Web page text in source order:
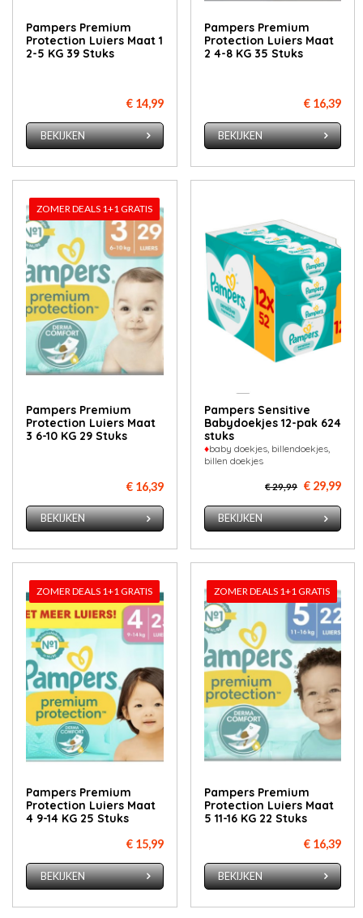
Pampers Premium
Protection Luiers Maat 1
2-5 KG 39 Stuks
€ 14,99
BEKIJKEN
Pampers Premium
Protection Luiers Maat
2 4-8 KG 35 Stuks
€ 16,39
BEKIJKEN
ZOMER DEALS 1+1 GRATIS
Pampers Premium
Protection Luiers Maat
3 6-10 KG 29 Stuks
€ 16,39
BEKIJKEN
Pampers Sensitive
Babydoekjes 12-pak 624
stuks
♦baby doekjes, billendoekjes,
billen doekjes
€ 29,99 € 29,99
BEKIJKEN
ZOMER DEALS 1+1 GRATIS
Pampers Premium
Protection Luiers Maat
4 9-14 KG 25 Stuks
€ 15,99
BEKIJKEN
ZOMER DEALS 1+1 GRATIS
Pampers Premium
Protection Luiers Maat
5 11-16 KG 22 Stuks
€ 16,39
BEKIJKEN